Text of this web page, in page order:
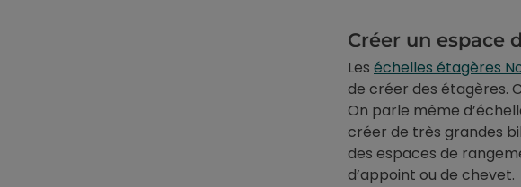
Créer un espace
Les échelles étagères
de créer des étagères.
On parle même
créer de très grandes
des espaces de
d’appoint ou de chevet.